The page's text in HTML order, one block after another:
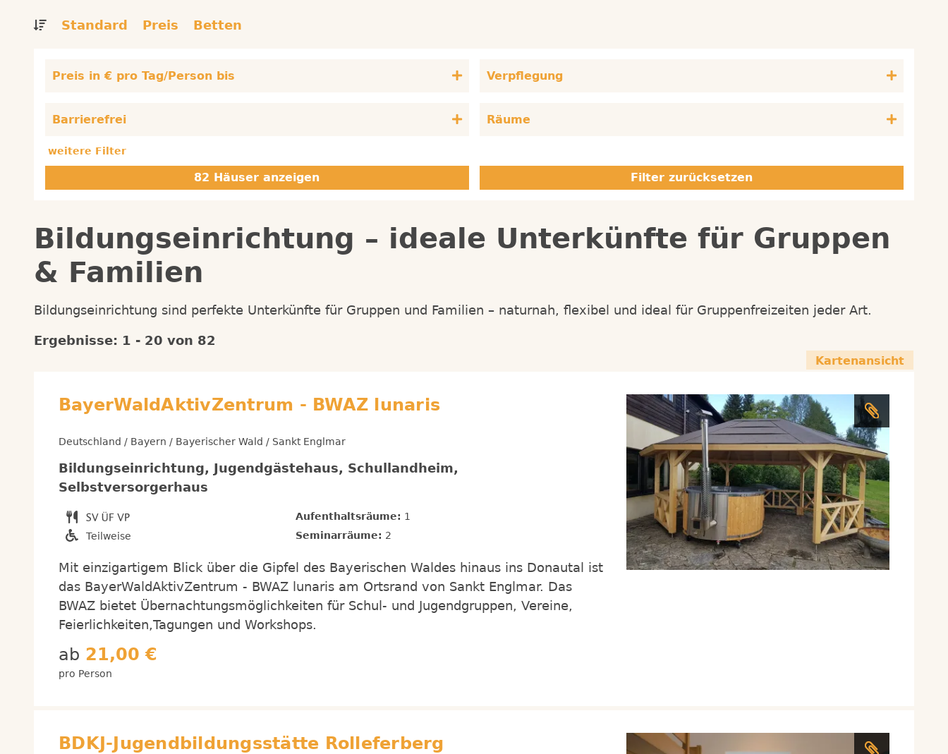
Standard Preis Betten
Preis in € pro Tag/Person bis Verpflegung
Barrierefrei Räume
weitere Filter
Filter zurücksetzen
Bildungseinrichtung – ideale Unterkünfte für Gruppen
& Familien
Bildungseinrichtung sind perfekte Unterkünfte für Gruppen und Familien – naturnah, flexibel und ideal für Gruppenfreizeiten jeder Art.
Ergebnisse: 1 - 20 von 82
Kartenansicht
BayerWaldAktivZentrum - BWAZ lunaris
Deutschland / Bayern / Bayerischer Wald / Sankt Englmar
Bildungseinrichtung, Jugendgästehaus, Schullandheim,
Selbstversorgerhaus
Teilweise
Aufenthaltsräume: 1
Seminarräume: 2
Mit einzigartigem Blick über die Gipfel des Bayerischen Waldes hinaus ins Donautal ist
das BayerWaldAktivZentrum - BWAZ lunaris am Ortsrand von Sankt Englmar. Das
BWAZ bietet Übernachtungsmöglichkeiten für Schul- und Jugendgruppen, Vereine,
Feierlichkeiten,Tagungen und Workshops.
ab 21,00 €
pro Person
BDKJ-Jugendbildungsstätte Rolleferberg